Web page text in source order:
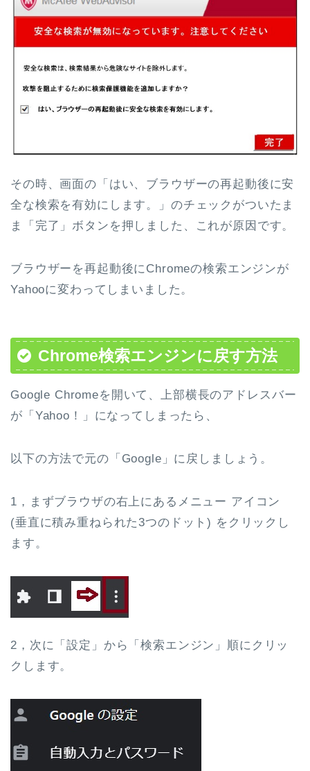
その時、画面の「はい、ブラウザーの再起動後に安
全な検索を有効にします。」のチェックがついたま
ま「完了」ボタンを押しました、これが原因です。
ブラウザーを再起動後にChromeの検索エンジンが
Yahooに変わってしまいました。
Chrome検索エンジンに戻す方法
Google Chromeを開いて、上部横長のアドレスバー
が「Yahoo！」になってしまったら、
以下の方法で元の「Google」に戻しましょう。
1，まずブラウザの右上にあるメニュー アイコン
(垂直に積み重ねられた3つのドット) をクリックし
ます。
2，次に「設定」から「検索エンジン」順にクリッ
クします。